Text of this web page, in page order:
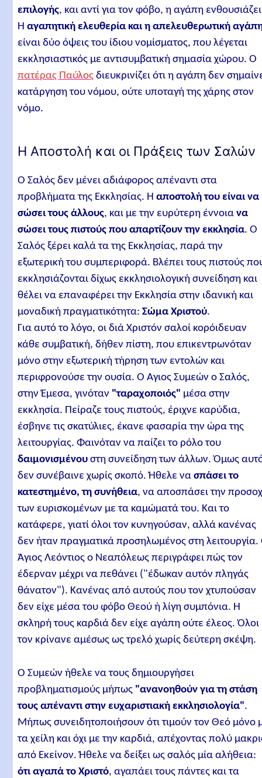
επιλογής, και αντί για τον φόβο, η αγάπη
Ηαγαπητική ελευθερία και η απελευθερωτική
είναι δύο όψεις του ίδιου νομίσματος, που λέγεται
εκκλησιαστικός με αντισυμβατική σημασία χώρου. Ο
πατέρας Παύλος διευκρινίζει ότι η αγάπη δεν
κατάργηση του νόμου, ούτε υποταγή της χάρης στον
νόμο.
Η Αποστολή και οι Πράξεις των Σαλών
Ο Σαλός δεν μένει αδιάφορος απέναντι στα
προβλήματα της Εκκλησίας. Ηαποστολή του είναι να
σώσει τους άλλους, και με την ευρύτερη έννοιανα
σώσει τους πιστούς που απαρτίζουν την εκκλησία. Ο
Σαλός ξέρει καλά τα της Εκκλησίας, παρά την
εξωτερική του συμπεριφορά. Βλέπει τους πιστούς
εκκλησιάζονται δίχως εκκλησιολογική συνείδηση και
θέλει να επαναφέρει την Εκκλησία στην ιδανική και
μοναδική πραγματικότητα:Σώμα Χριστού.
Για αυτό το λόγο, οι διά Χριστόν σαλοί κορόιδευαν
κάθε συμβατική, δήθεν πίστη, που επικεντρωνόταν
μόνο στην εξωτερική τήρηση των εντολών και
περιφρονούσε την ουσία. Ο Άγιος Συμεών ο Σαλός,
στην Έμεσα, γινόταν "ταραχοποιός" μέσα στην
εκκλησία. Πείραζε τους πιστούς, έριχνε καρύδια,
έσβηνε τις σκατύλιες, έκανε φασαρία την ώρα της
λειτουργίας. Φαινόταν να παίζει το ρόλο του
δαιμονισμένου στη συνείδηση των άλλων. Όμως
δεν συνέβαινε χωρίς σκοπό. Ήθελε νασπάσει το
κατεστημένο, τη συνήθεια, να αποσπάσει την
των ευρισκομένων με τα καμώματά του. Και το
κατάφερε, γιατί όλοι τον κυνηγούσαν, αλλά κανένας
δεν ήταν πραγματικά προσηλωμένος στη
Άγιος Λεόντιος ο Νεαπόλεως περιγράφει πώς τον
έδερναν μέχρι να πεθάνει ("έδωκαν αυτόν πληγάς
θάνατον"). Κανένας από αυτούς που τον χτυπούσαν
δεν είχε μέσα του φόβο Θεού ή λίγη συμπόνια. Η
σκληρή τους καρδιά δεν είχε αγάπη ούτε έλεος. Όλοι
τον κρίνανε αμέσως ως τρελό χωρίς δεύτερη σκέψη.
Ο Συμεών ήθελε να τους δημιουργήσει
προβληματισμούς μήπως "ανανοηθούν για τη στάση
τους απέναντι στην ευχαριστιακή εκκλησιολογία".
Μήπως συνειδητοποιήσουν ότι τιμούν τον Θεό μόνο
τα χείλη και όχι με την καρδιά, απέχοντας πολύ
από Εκείνον. Ήθελε να δείξει ως σαλός μία αλήθεια:
ότι αγαπά το Χριστό, αγαπάει τους πάντες και τα